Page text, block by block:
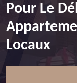
Pour Le
Locaux